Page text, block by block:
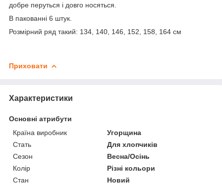
добре перуться і довго носяться.
В пакованні 6 штук.
Розмірний ряд такий: 134, 140, 146, 152, 158, 164 см
Приховати
Характеристики
Основні атрибути
Країна виробник
Угорщина
Стать
Для хлопчиків
Сезон
Весна/Осінь
Колір
Різні кольори
Стан
Новий